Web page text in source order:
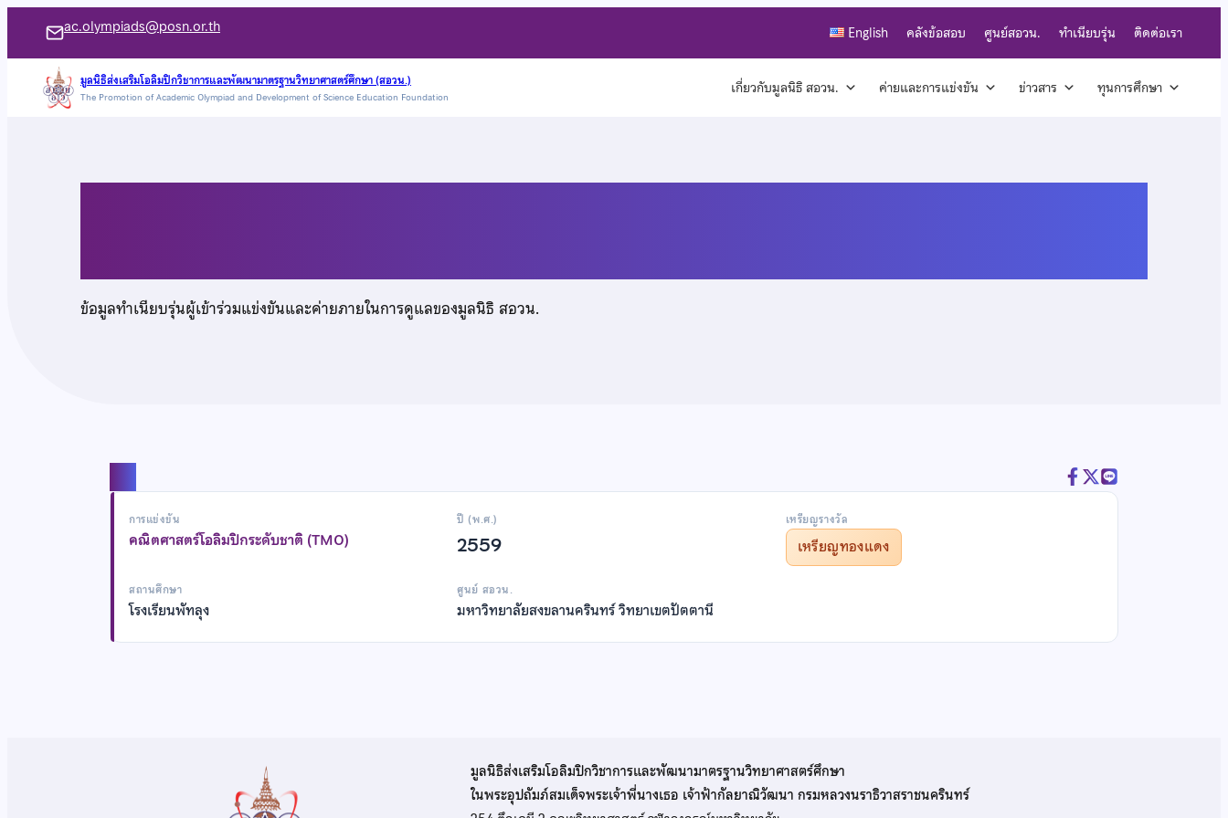
เนื้อหา
ac.olympiads@posn.or.th English คลังข้อสอบ ศูนย์สอวน. ทำเนียบรุ่น ติดต่อเรา
มูลนิธิส่งเสริมโอลิมปิกวิชาการและพัฒนามาตรฐานวิทยาศาสตร์ศึกษา (สอวน.)
The Promotion of Academic Olympiad and Development of Science Education Foundation เกี่ยวกับมูลนิธิ สอวน. ค่ายและการแข่งขัน ข่าวสาร ทุนการศึกษา
ข้อมูลทำเนียบรุ่นผู้เข้าร่วมแข่งขันและค่ายภายในการดูแลของมูลนิธิ สอวน.
การแข่งขัน
คณิตศาสตร์โอลิมปิกระดับชาติ (TMO)
ปี (พ.ศ.)
2559
เหรียญรางวัล
เหรียญทองแดง
สถานศึกษา
โรงเรียนพัทลุง
ศูนย์ สอวน.
มหาวิทยาลัยสงขลานครินทร์ วิทยาเขตปัตตานี
มูลนิธิส่งเสริมโอลิมปิกวิชาการและพัฒนามาตรฐานวิทยาศาสตร์ศึกษา
ในพระอุปถัมภ์สมเด็จพระเจ้าพี่นางเธอ เจ้าฟ้ากัลยาณิวัฒนา กรมหลวงนราธิวาสราชนครินทร์